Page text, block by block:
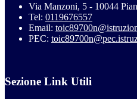
Via Manzoni, 5 - 10044
Tel: 0119676557
Email:
PEC:
Sezione Link Utili